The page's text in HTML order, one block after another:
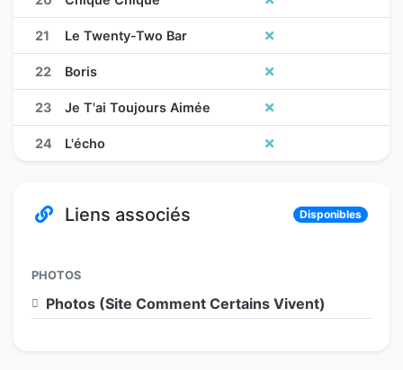
21 Le Twenty-Two Bar
22 Boris
23 Je T'ai Toujours Aimée
24 L'écho
Liens associés Disponibles
PHOTOS
Photos (Site Comment Certains Vivent)